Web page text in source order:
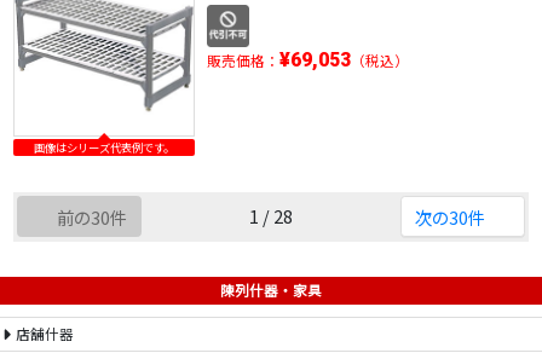
画像はシリーズ代表例です。
販売価格： ¥69,053（税込）
前の30件 1 / 28 次の30件
陳列什器・家具
店舗什器